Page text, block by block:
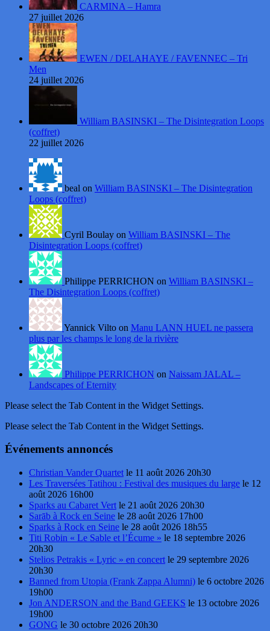
CARMINA – Hamra
27 juillet 2026
EWEN / DELAHAYE / FAVENNEC – Tri
Men
24 juillet 2026
William BASINSKI – The Disintegration Loops
(coffret)
22 juillet 2026
beal on William BASINSKI – The Disintegration
Loops (coffret)
Cyril Boulay on William BASINSKI – The
Disintegration Loops (coffret)
Philippe PERRICHON on William BASINSKI –
The Disintegration Loops (coffret)
Yannick Vilto on Manu LANN HUEL ne passera
plus par les champs le long de la rivière
Philippe PERRICHON on Naissam JALAL –
Landscapes of Eternity
Please select the Tab Content in the Widget Settings.
Please select the Tab Content in the Widget Settings.
Événements annoncés
Christian Vander Quartet le 11 août 2026 20h30
Les Traversées Tatihou : Festival des musiques du large le 12
août 2026 16h00
Sparks au Cabaret Vert le 21 août 2026 20h30
Sarāb à Rock en Seine le 28 août 2026 17h00
Sparks à Rock en Seine le 28 août 2026 18h55
Titi Robin « Le Sable et l’Écume » le 18 septembre 2026
20h30
Stelios Petrakis « Lyric » en concert le 29 septembre 2026
20h30
Banned from Utopia (Frank Zappa Alumni) le 6 octobre 2026
19h00
Jon ANDERSON and the Band GEEKS le 13 octobre 2026
19h00
GONG le 30 octobre 2026 20h30